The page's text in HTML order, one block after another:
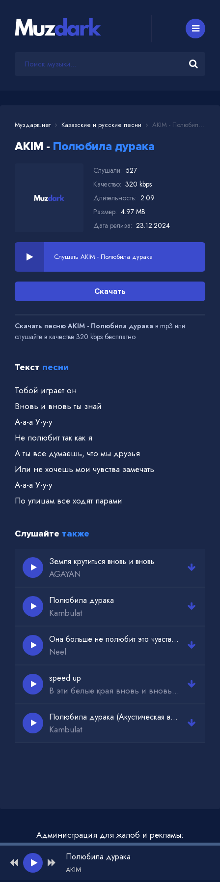
Муздарк.нет Казахские и русские песни AKIM - Полюбила дурака
AKIM - Полюбила дурака
Слушали: 527
Качество: 320 kbps
Длительность: 2:09
Размер: 4.97 MB
Дата релиза: 23.12.2024
Слушать AKIM - Полюбила дурака
Скачать
Скачать песню AKIM - Полюбила дурака в mp3 или
слушайте в качестве 320 kbps бесплатно
Текст песни
Тобой играет он
Вновь и вновь ты знай
А-а-а У-у-у
Не полюбит так как я
А ты все думаешь, что мы друзья
Или не хочешь мои чувства замечать
А-а-а У-у-у
По улицам все ходят парами
Слушайте также
Земля крутиться вновь и вновь
AGAYAN
Полюбила дурака
Kambulat
Она больше не полюбит это чувства ее губит
Neel
speed up
В эти белые края вновь и вновь приеду я
Полюбила дурака (Акустическая версия)
Kambulat
Администрация для жалоб и рекламы:
admin@muzdark.net
Полюбила дурака
AKIM